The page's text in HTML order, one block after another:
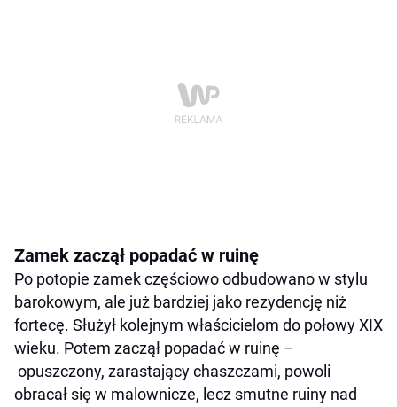
Zamek zaczął popadać w ruinę
Po potopie zamek częściowo odbudowano w stylu
barokowym, ale już bardziej jako rezydencję niż
fortecę. Służył kolejnym właścicielom do połowy XIX
wieku. Potem zaczął popadać w ruinę –
opuszczony, zarastający chaszczami, powoli
obracał się w malownicze, lecz smutne ruiny nad